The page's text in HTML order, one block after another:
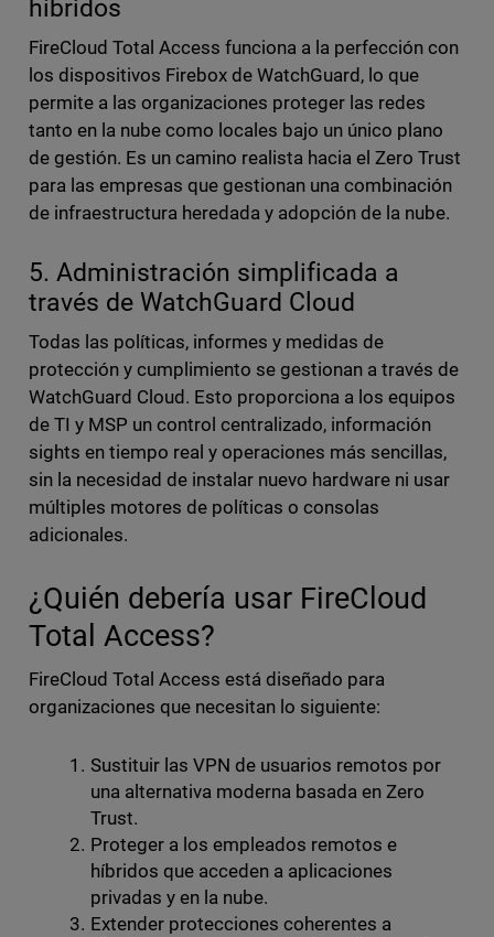
híbridos
FireCloud Total Access funciona a la perfección con
los dispositivos Firebox de WatchGuard, lo que
permite a las organizaciones proteger las redes
tanto en la nube como locales bajo un único plano
de gestión. Es un camino realista hacia el Zero Trust
para las empresas que gestionan una combinación
de infraestructura heredada y adopción de la nube.
5. Administración simplificada a
través de WatchGuard Cloud
Todas las políticas, informes y medidas de
protección y cumplimiento se gestionan a través de
WatchGuard Cloud. Esto proporciona a los equipos
de TI y MSP un control centralizado, información
sights en tiempo real y operaciones más sencillas,
sin la necesidad de instalar nuevo hardware ni usar
múltiples motores de políticas o consolas
adicionales.
¿Quién debería usar FireCloud
Total Access?
FireCloud Total Access está diseñado para
organizaciones que necesitan lo siguiente:
Sustituir las VPN de usuarios remotos por
una alternativa moderna basada en Zero
Trust.
Proteger a los empleados remotos e
híbridos que acceden a aplicaciones
privadas y en la nube.
Extender protecciones coherentes a